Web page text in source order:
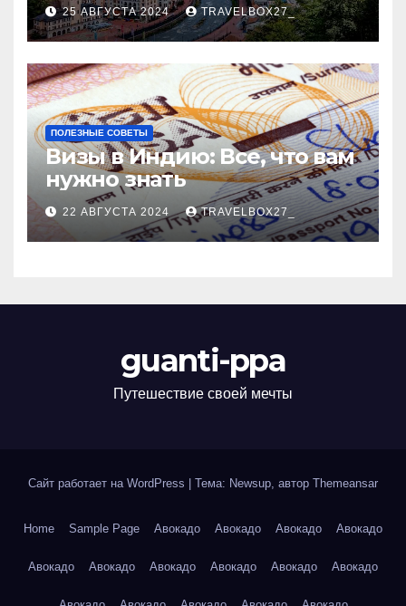
25 АВГУСТА 2024 TRAVELBOX27_
ПОЛЕЗНЫЕ СОВЕТЫ
Визы в Индию: Все, что вам
нужно знать
22 АВГУСТА 2024 TRAVELBOX27_
guanti-ppa
Путешествие своей мечты
Сайт работает на WordPress Тема: Newsup, автор Themeansar
Home Sample Page Авокадо Авокадо Авокадо Авокадо
Авокадо Авокадо Авокадо Авокадо Авокадо Авокадо